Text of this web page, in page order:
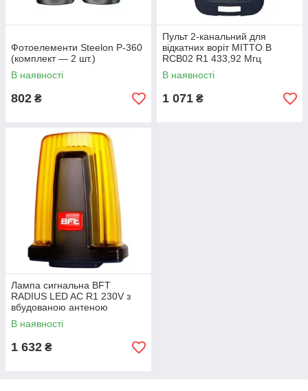
Фотоелементи Steelon P-360
(комплект — 2 шт.)
В наявності
802 ₴
Пульт 2-канальний для
відкатних воріт MITTO B
RCB02 R1 433,92 Мгц
В наявності
1 071 ₴
Лампа сигнальна BFT
RADIUS LED AC R1 230V з
вбудованою антеною
В наявності
1 632 ₴